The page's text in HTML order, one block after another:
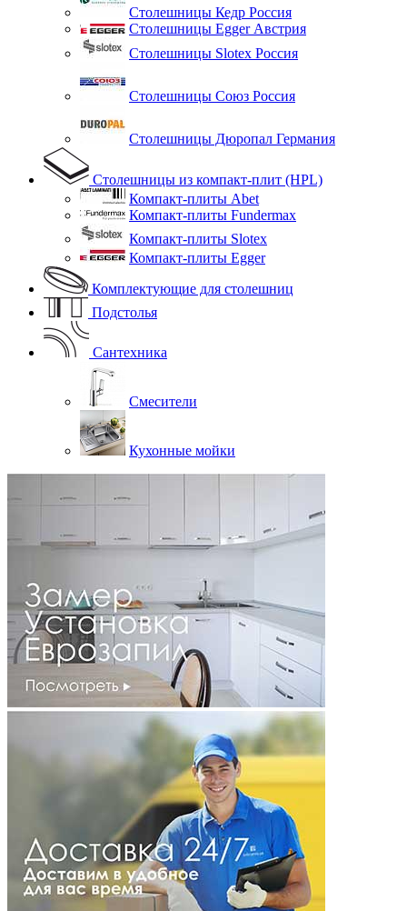
Столешницы Кедр Россия
Столешницы Egger Австрия
Столешницы Slotex Россия
Столешницы Союз Россия
Столешницы Дюропал Германия
Столешницы из компакт-плит (HPL)
Компакт-плиты Abet
Компакт-плиты Fundermax
Компакт-плиты Slotex
Компакт-плиты Egger
Комплектующие для столешниц
Подстолья
Сантехника
Смесители
Кухонные мойки